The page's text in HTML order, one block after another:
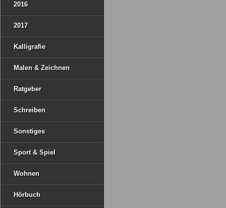
2016
2017
Kalligrafie
Malen & Zeichnen
Ratgeber
Schreiben
Sonstiges
Sport & Spiel
Wohnen
Hörbuch